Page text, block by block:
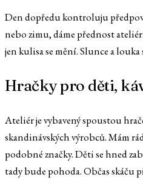
Den dopředu kontroluju
nebo zimu, dáme přednost
jen kulisa se mění. Slunce a
Hračky pro děti,
Ateliér je vybavený spoustou
skandinávských výrobců. Mám
podobné značky. Děti se hned
tady bude pohoda. Občas skáču